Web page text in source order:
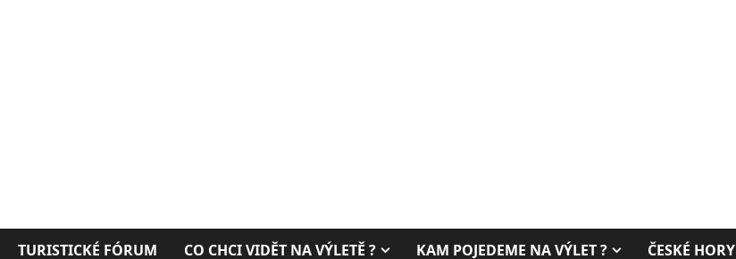
TURISTICKÉ FÓRUM CO CHCI VIDĚT NA VÝLETĚ ? KAM POJEDEME NA VÝLET ? ČESKÉ HORY